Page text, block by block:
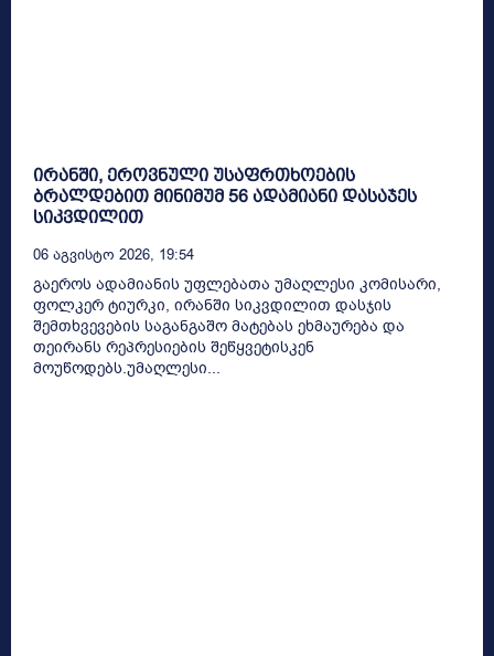
ირანში, ეროვნული უსაფრთხოების
ბრალდებით მინიმუმ 56 ადამიანი დასაჯეს
სიკვდილით
06 Აგვისტო 2026, 19:54
გაეროს ადამიანის უფლებათა უმაღლესი კომისარი,
ფოლკერ ტიურკი, ირანში სიკვდილით დასჯის
შემთხვევების საგანგაშო მატებას ეხმაურება და
თეირანს რეპრესიების შეწყვეტისკენ
მოუწოდებს.უმაღლესი...